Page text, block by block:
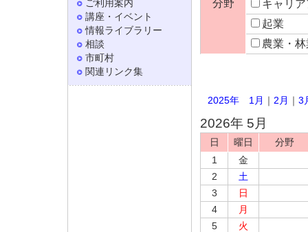
分野
キャリ
起業
農業・林
2025年 1月 ｜ 2月 ｜ 3
2026年 5月
日 曜日
分野
1
金
2
土
3
日
4
月
5
火
ご利用案内
講座・イベント
情報ライブラリー
相談
市町村
関連リンク集